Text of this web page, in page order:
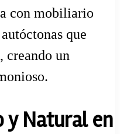
con mobiliario
que
creando un
y Natural en